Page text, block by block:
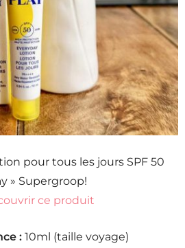
pour tous les jours SPF 50
» Supergroop!
ce produit
: 10ml (taille voyage)